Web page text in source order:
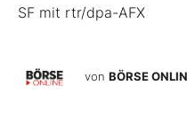
SF mit rtr/dpa-AFX
von BÖRSE